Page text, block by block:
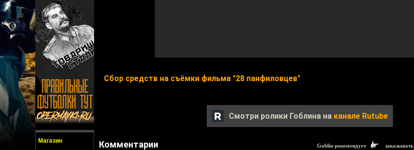
Магазин
Сбор средств на съёмки фильма "28 панфиловцев"
Смотри ролики Гоблина на канале Rutube
Комментарии Goblin рекомендует заказывать